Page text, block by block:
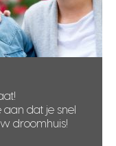
dat je snel
droomhuis!